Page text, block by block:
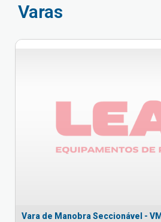
Varas
Vara de Manobra Seccionável -